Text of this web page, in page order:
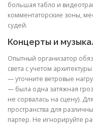
большая табло и
комментаторские зоны,
судей.
Концерты и
Опытный организатор
света с учетом
— уточните ветровые
— была одна затяжная
не сорвалась на сцену).
пространства для
партер. Не игнорируйте